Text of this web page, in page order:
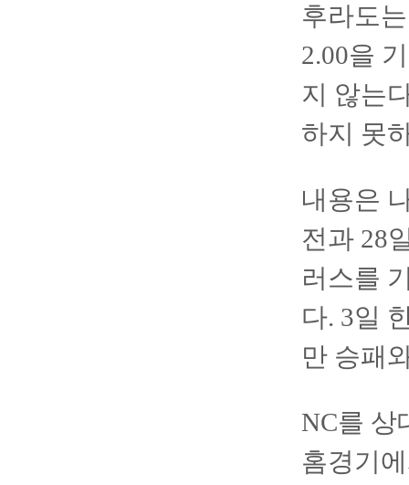
후라도
2.00을
지 않는
하지 못
내용은
전과 28
러스를
다. 3일
만 승패
NC를 상
홈경기